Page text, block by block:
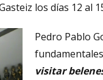
los días 12 al
Pedro Pablo
visitar